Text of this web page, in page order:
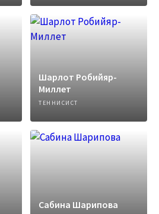
Шарлот Робийяр-
Миллет
ТЕННИСИСТ
Сабина Шарипова